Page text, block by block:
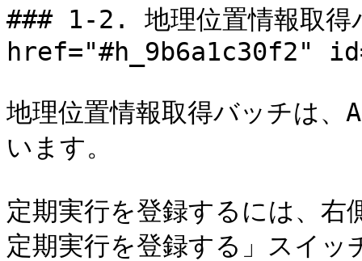
### 1-2. 地理位置情報取得
href="#h_9b6a1c30f2"
地理位置情報取得バッチは
います。
定期実行を登録するには、右
定期実行を登録する」スイ